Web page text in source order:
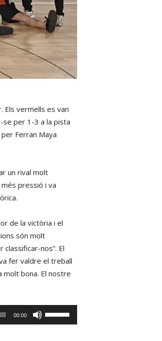
Els vermells es van
se per 1-3 a la pista
Ferran Maya
un rival molt
pressió i va
de la victòria i el
són molt
nos”. El
fer valdre el treball
molt bona. El nostre
00:00
servir